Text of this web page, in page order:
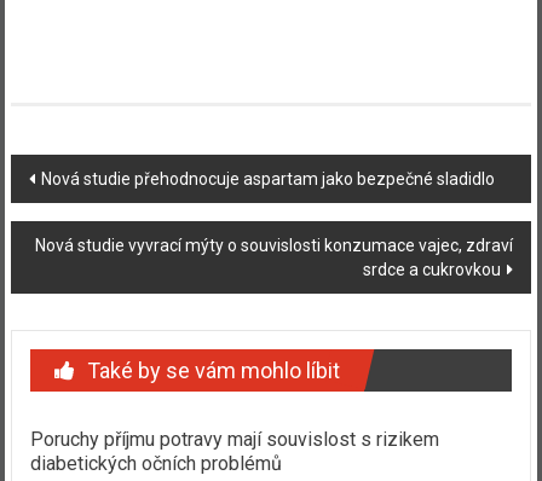
Navigace
příspěvku
Nová studie přehodnocuje aspartam jako bezpečné sladidlo
Nová studie vyvrací mýty o souvislosti konzumace vajec, zdraví
srdce a cukrovkou
Také by se vám mohlo líbit
Poruchy příjmu potravy mají souvislost s rizikem
diabetických očních problémů